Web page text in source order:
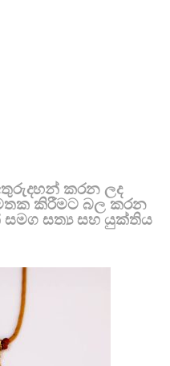
කරන ලද
කිරීමට බල කරන
සමග සත්‍ය සහ යුක්තිය